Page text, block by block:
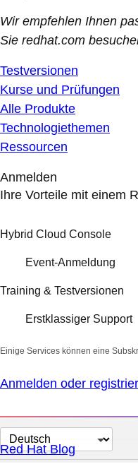
Wir empfehlen Ihnen
Sie redhat.com
Testversionen
Kurse und Prüfungen
Alle Produkte
Technologiethemen
Ressourcen
Anmelden
Ihre Vorteile mit einem
Hybrid Cloud Console
Event-Anmeldung
Training & Testversionen
Erstklassiger Support
Einige Services können eine
Anmelden oder
Sprache
auswählen
Red Hat Blog